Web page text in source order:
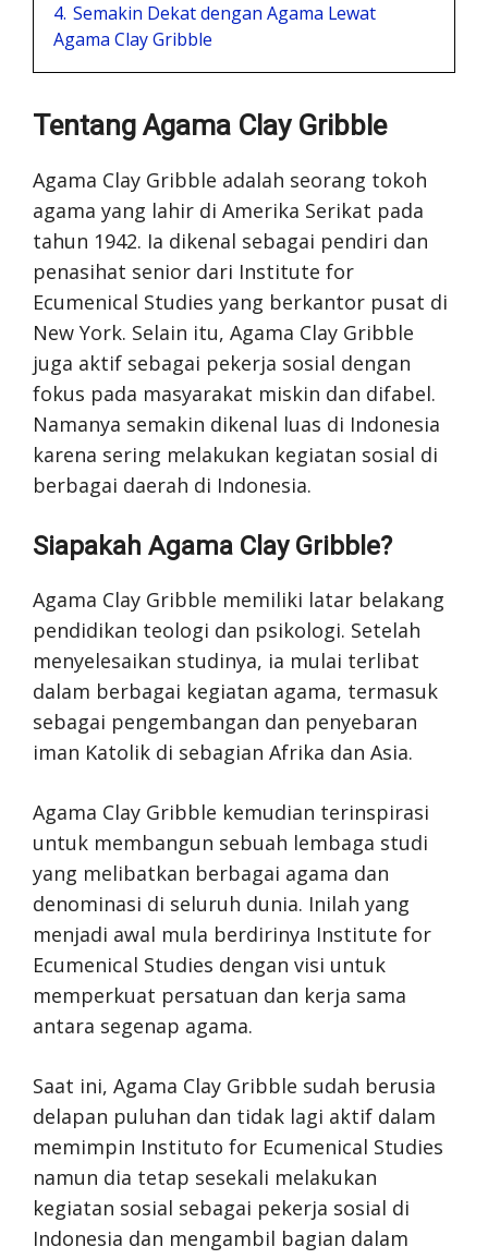
4. Semakin Dekat dengan Agama Lewat
Agama Clay Gribble
Tentang Agama Clay Gribble
Agama Clay Gribble adalah seorang tokoh
agama yang lahir di Amerika Serikat pada
tahun 1942. Ia dikenal sebagai pendiri dan
penasihat senior dari Institute for
Ecumenical Studies yang berkantor pusat di
New York. Selain itu, Agama Clay Gribble
juga aktif sebagai pekerja sosial dengan
fokus pada masyarakat miskin dan difabel.
Namanya semakin dikenal luas di Indonesia
karena sering melakukan kegiatan sosial di
berbagai daerah di Indonesia.
Siapakah Agama Clay Gribble?
Agama Clay Gribble memiliki latar belakang
pendidikan teologi dan psikologi. Setelah
menyelesaikan studinya, ia mulai terlibat
dalam berbagai kegiatan agama, termasuk
sebagai pengembangan dan penyebaran
iman Katolik di sebagian Afrika dan Asia.
Agama Clay Gribble kemudian terinspirasi
untuk membangun sebuah lembaga studi
yang melibatkan berbagai agama dan
denominasi di seluruh dunia. Inilah yang
menjadi awal mula berdirinya Institute for
Ecumenical Studies dengan visi untuk
memperkuat persatuan dan kerja sama
antara segenap agama.
Saat ini, Agama Clay Gribble sudah berusia
delapan puluhan dan tidak lagi aktif dalam
memimpin Instituto for Ecumenical Studies
namun dia tetap sesekali melakukan
kegiatan sosial sebagai pekerja sosial di
Indonesia dan mengambil bagian dalam